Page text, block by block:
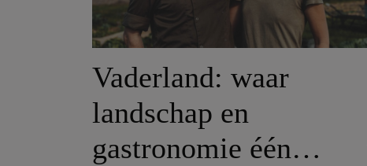
Vaderland: waar
landschap en
gastronomie één